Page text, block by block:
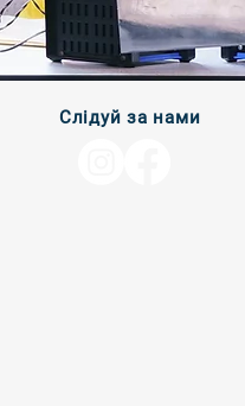
Слідуй за нами